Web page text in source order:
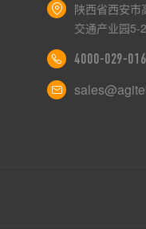
陕西省西安市
交通产业园5-
4000-029-